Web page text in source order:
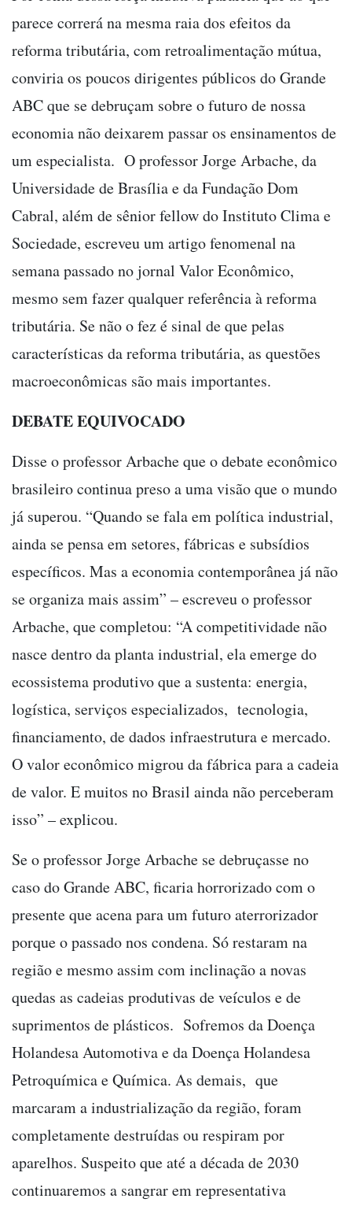
parece correrá na mesma raia dos efeitos da
reforma tributária, com retroalimentação mútua,
conviria os poucos dirigentes públicos do Grande
ABC que se debruçam sobre o futuro de nossa
economia não deixarem passar os ensinamentos de
um especialista. O professor Jorge Arbache, da
Universidade de Brasília e da Fundação Dom
Cabral, além de sênior fellow do Instituto Clima e
Sociedade, escreveu um artigo fenomenal na
semana passado no jornal Valor Econômico,
mesmo sem fazer qualquer referência à reforma
tributária. Se não o fez é sinal de que pelas
características da reforma tributária, as questões
macroeconômicas são mais importantes.
DEBATE EQUIVOCADO
Disse o professor Arbache que o debate econômico
brasileiro continua preso a uma visão que o mundo
já superou. “Quando se fala em política industrial,
ainda se pensa em setores, fábricas e subsídios
específicos. Mas a economia contemporânea já não
se organiza mais assim” – escreveu o professor
Arbache, que completou: “A competitividade não
nasce dentro da planta industrial, ela emerge do
ecossistema produtivo que a sustenta: energia,
logística, serviços especializados, tecnologia,
financiamento, de dados infraestrutura e mercado.
O valor econômico migrou da fábrica para a cadeia
de valor. E muitos no Brasil ainda não perceberam
isso” – explicou.
Se o professor Jorge Arbache se debruçasse no
caso do Grande ABC, ficaria horrorizado com o
presente que acena para um futuro aterrorizador
porque o passado nos condena. Só restaram na
região e mesmo assim com inclinação a novas
quedas as cadeias produtivas de veículos e de
suprimentos de plásticos. Sofremos da Doença
Holandesa Automotiva e da Doença Holandesa
Petroquímica e Química. As demais, que
marcaram a industrialização da região, foram
completamente destruídas ou respiram por
aparelhos. Suspeito que até a década de 2030
continuaremos a sangrar em representativa